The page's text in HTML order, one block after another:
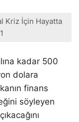
Kriz İçin Hayatta
kadar 500
dolara
finans
söyleyen